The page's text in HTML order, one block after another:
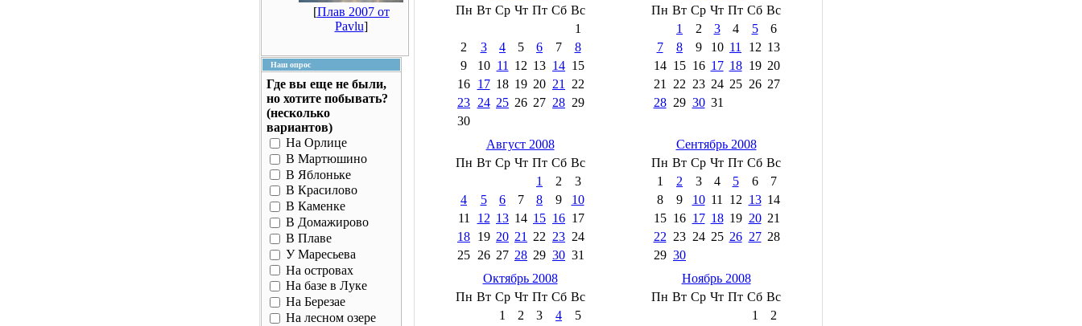
[Плав 2007 от
Pavlu]
Наш опрос
Где вы еще не были,
но хотите побывать?
(несколько
вариантов)
На Орлице
В Мартюшино
В Яблоньке
В Красилово
В Каменке
В Домажирово
В Плаве
У Маресьева
На островах
На базе в Луке
На Березае
На лесном озере
Пн Вт Ср Чт Пт Сб Вс
1
2
3 4 5 6 7
8
9
10 11 12 13 14 15
16 17 18 19 20 21
22
23 24 25 26 27 28 29
30
Пн Вт Ср Чт Пт Сб Вс
1
2 3 4 5
6
7
8 9 10 11 12 13
14 15 16 17 18 19 20
21
22 23 24 25 26 27
28 29 30 31
Август 2008
Пн Вт Ср Чт Пт Сб Вс
1
2
3
4
5 6 7 8 9
10
11
12 13 14 15 16 17
18 19 20 21 22 23 24
25 26 27 28 29 30 31
Сентябрь 2008
Пн Вт Ср Чт Пт Сб Вс
1
2 3 4 5 6
7
8
9 10 11 12 13 14
15 16 17 18 19 20 21
22 23 24 25 26 27 28
29 30
Октябрь 2008
Пн Вт Ср Чт Пт Сб Вс
1
2 3 4
5
Ноябрь 2008
Пн Вт Ср Чт Пт Сб Вс
1
2